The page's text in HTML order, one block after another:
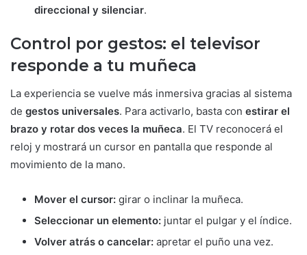
direccional y silenciar.
Control por gestos: el televisor
responde a tu muñeca
La experiencia se vuelve más inmersiva gracias al sistema
de gestos universales. Para activarlo, basta con estirar el
brazo y rotar dos veces la muñeca. El TV reconocerá el
reloj y mostrará un cursor en pantalla que responde al
movimiento de la mano.
Mover el cursor: girar o inclinar la muñeca.
Seleccionar un elemento: juntar el pulgar y el índice.
Volver atrás o cancelar: apretar el puño una vez.